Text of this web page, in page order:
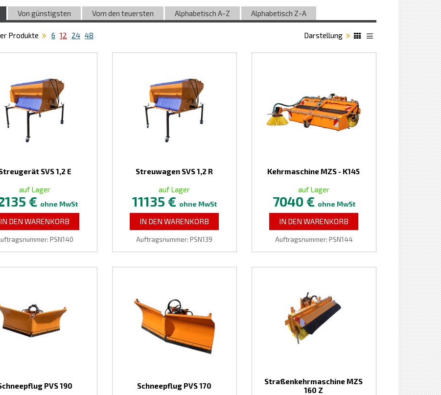
Von günstigsten Vom den teuersten Alphabetisch A-Z Alphabetisch Z-A
Produkte 6 12 24 48 Darstellung
SVS 1,2 E
auf Lager
€ ohne MwSt
IN DEN WARENKORB
PSN140
Streuwagen SVS 1,2 R
auf Lager
11135 € ohne MwSt
IN DEN WARENKORB
Auftragsnummer: PSN139
Kehrmaschine MZS - K145
auf Lager
7040 € ohne MwSt
IN DEN WARENKORB
Auftragsnummer: PSN144
PVS 190 Schneepflug PVS 170
Straßenkehrmaschine MZS
160 Z